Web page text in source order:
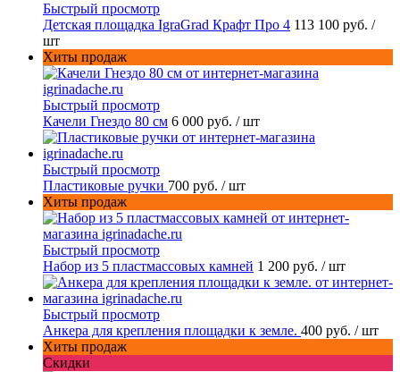
Быстрый просмотр
Детская площадка IgraGrad Крафт Про 4 113 100 руб. /
шт
Хиты продаж
Быстрый просмотр
Качели Гнездо 80 см 6 000 руб. / шт
Быстрый просмотр
Пластиковые ручки 700 руб. / шт
Хиты продаж
Быстрый просмотр
Набор из 5 пластмассовых камней 1 200 руб. / шт
Быстрый просмотр
Анкера для крепления площадки к земле. 400 руб. / шт
Хиты продаж
Скидки